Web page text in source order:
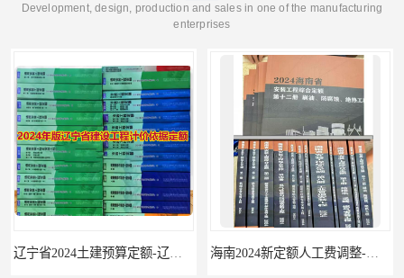
Development, design, production and sales in one of the manufacturing
enterprises